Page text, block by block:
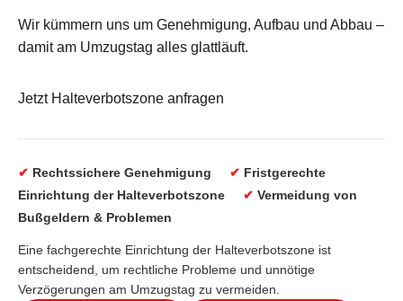
Wir kümmern uns um Genehmigung, Aufbau und Abbau –
damit am Umzugstag alles glattläuft.
Jetzt Halteverbotszone anfragen
✔ Rechtssichere Genehmigung ✔ Fristgerechte
Einrichtung der Halteverbotszone
✔ Vermeidung von
Bußgeldern & Problemen
Eine fachgerechte Einrichtung der Halteverbotszone ist
entscheidend, um rechtliche Probleme und unnötige
Verzögerungen am Umzugstag zu vermeiden.